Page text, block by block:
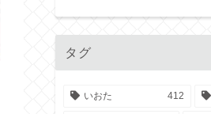
タグ
いおた 412